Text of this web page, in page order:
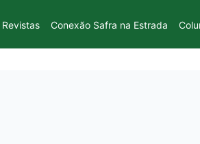
Revistas Conexão Safra na Estrada